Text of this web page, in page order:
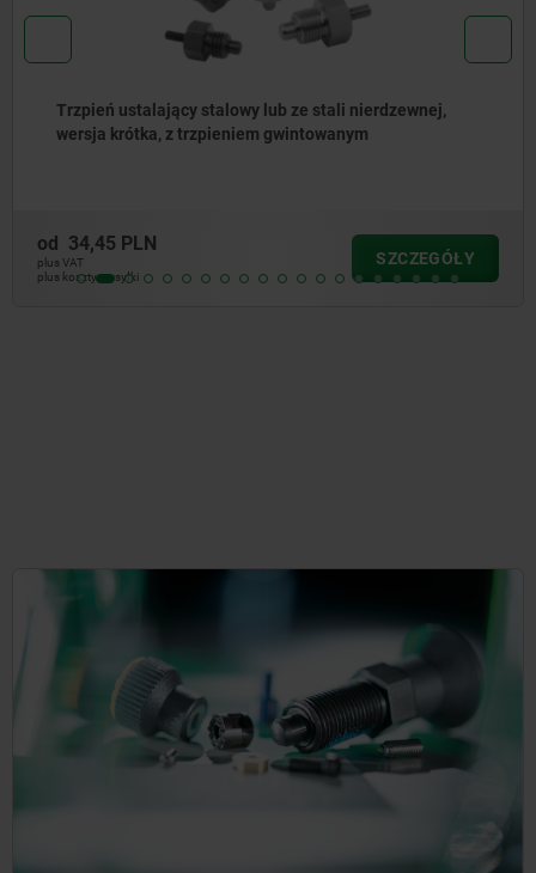
Trzpienie ustalające ze stali lub stali nierdzewnej bez
kołnierza z pierścieniem ciągnącym ze stali
od 25,35 PLN
plus VAT
plus koszty wysyłki
SZCZEGÓŁY